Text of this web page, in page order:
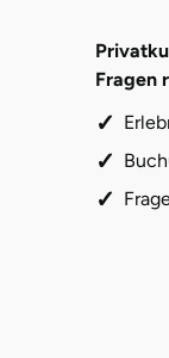
Fragen